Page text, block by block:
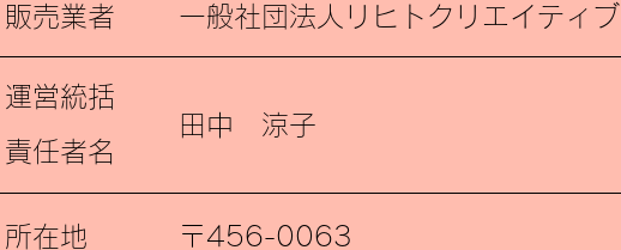
販売業者 ​一般社団法人リヒトクリエイティブ
運営統括
責任者名
​田中 涼子
所在地
〒456-0063